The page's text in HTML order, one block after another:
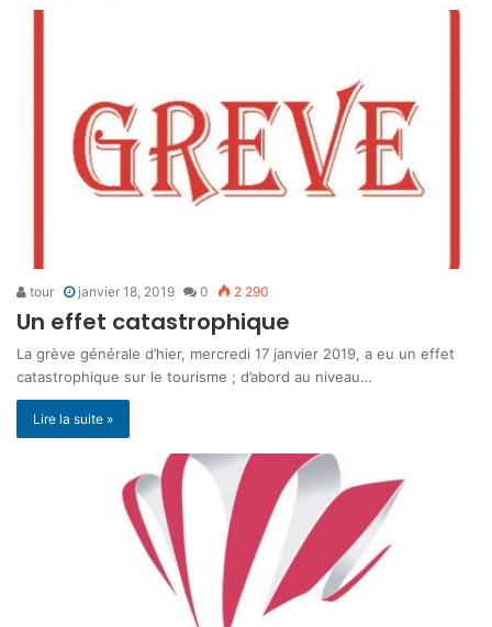
tour janvier 18, 2019 0 2 290
Un effet catastrophique
La grève générale d’hier, mercredi 17 janvier 2019, a eu un effet
catastrophique sur le tourisme ; d’abord au niveau…
Lire la suite »